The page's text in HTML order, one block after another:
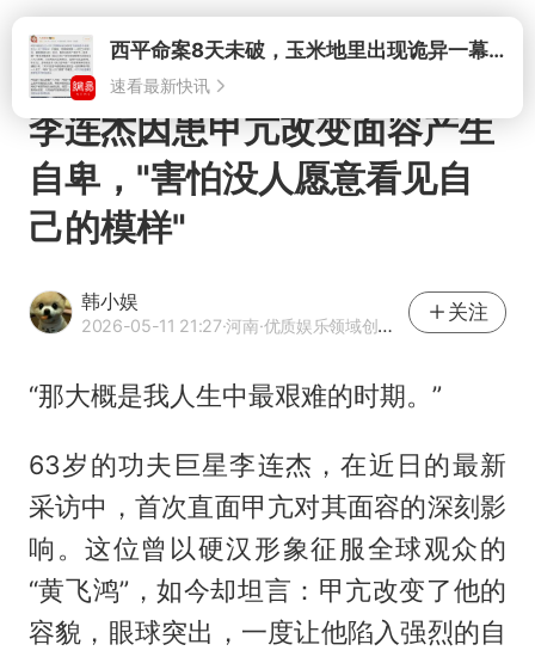
打开
李连杰因患甲亢改变面容产生
自卑，"害怕没人愿意看见自
己的模样"
韩小娱
2026-05-11 21:27·河南·优质娱乐领域创作者
关注
“那大概是我人生中最艰难的时期。”
63岁的功夫巨星李连杰，在近日的最新
采访中，首次直面甲亢对其面容的深刻影
响。这位曾以硬汉形象征服全球观众的
“黄飞鸿”，如今却坦言：甲亢改变了他的
容貌，眼球突出，一度让他陷入强烈的自